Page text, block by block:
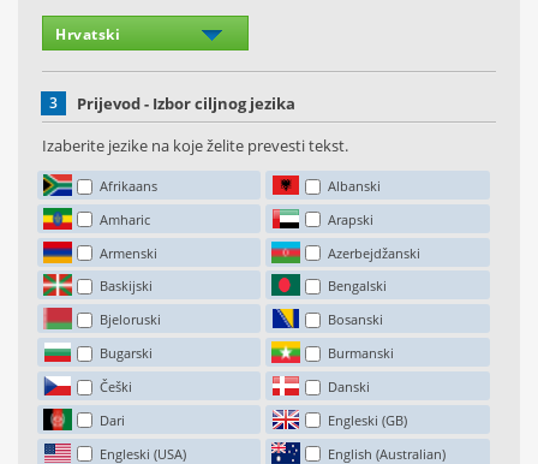
3
Prijevod - Izbor ciljnog jezika
Izaberite jezike na koje želite prevesti tekst.
Afrikaans
Albanski
Amharic
Arapski
Armenski
Azerbejdžanski
Baskijski
Bengalski
Bjeloruski
Bosanski
Bugarski
Burmanski
Češki
Danski
Dari
Engleski (GB)
Engleski (USA)
English (Australian)